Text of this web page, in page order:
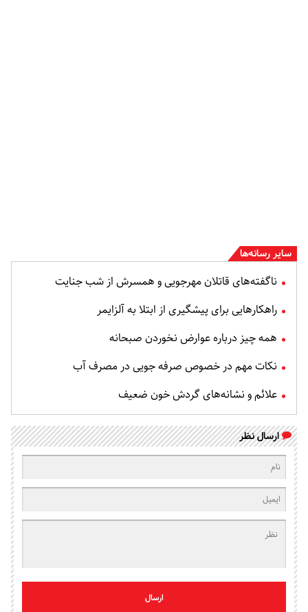
سایر رسانه‌ها
ناگفته‌های قاتلان مهرجویی و همسرش از شب جنایت
راهکارهایی برای پیشگیری از ابتلا به آلزایمر
همه چیز درباره عوارض نخوردن صبحانه
نکات مهم در خصوص صرفه جویی در مصرف آب
علائم و نشانه‌های گردش خون ضعیف
ارسال نظر
ارسال